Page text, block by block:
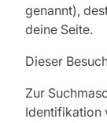
genannt),
deine Seite.
Dieser
Zur
Identifikation